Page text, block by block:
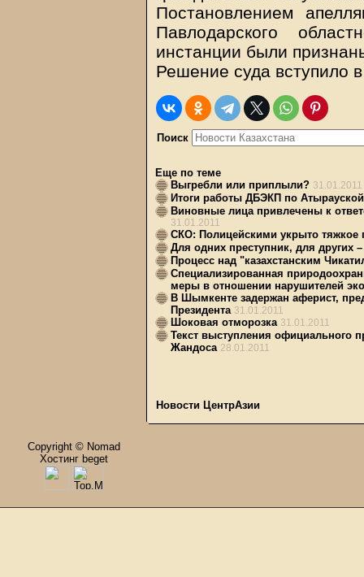
Постановлением
Павлодарского
инстанции были
Решение суда вступило
Поиск
Еще по теме
Выгребли или приплыли? 31.01.2011
Итоги работы ДБЭКП по Атырауской
Виновные лица привлечены к
31.01.2011
СКО: Полицейскими укрыто тяжкое
Для одних преступник, для других –
Процесс над "казахстанским
Специализированная
меры в отношении нарушителей
В Шымкенте задержан аферист,
Президента 31.01.2011
Шоковая отморозка 31.01.2011
Текст выступления официального
Жандоса 28.01.2011
Новости ЦентрАзии
Copyright © Nomad
Хостинг beget